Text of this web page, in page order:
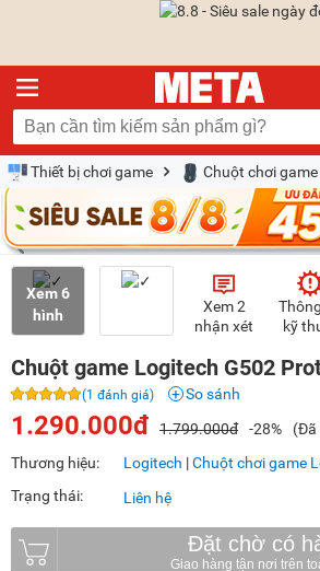
Thiết bị chơi game Chuột chơi game
Xem 6
hình
Xem 2
nhận xét
kỹ
Chuột game Logitech G502
(1 đánh giá) So sánh
1.290.000đ 1.799.000đ -28%
(Đã
Thương hiệu:
Logitech |Chuột chơi game
Trạng thái:
Liên hệ
Đặt chờ có